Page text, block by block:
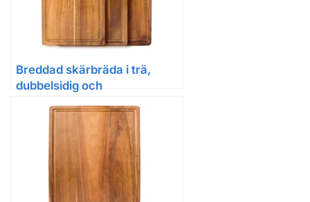
Breddad skärbräda i trä,
dubbelsidig och